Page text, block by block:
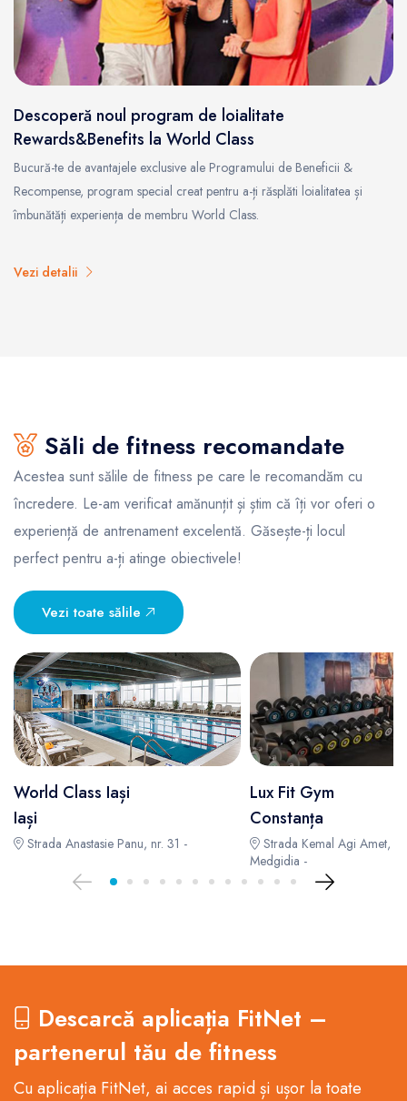
Descoperă noul program de loialitate
Rewards&Benefits la World Class
Bucură-te de avantajele exclusive ale Programului de Beneficii &
Recompense, program special creat pentru a-ți răsplăti loialitatea și
îmbunătăți experiența de membru World Class.
Vezi detalii
Săli de fitness recomandate
Acestea sunt sălile de fitness pe care le recomandăm cu
încredere. Le-am verificat amănunțit și știm că îți vor oferi o
experiență de antrenament excelentă. Găsește-ți locul
perfect pentru a-ți atinge obiectivele!
Vezi toate sălile
World Class Iași
Iași
Strada Anastasie Panu, nr. 31 -
Lux Fit Gym
Constanța
Strada Kemal Agi Amet,
Medgidia -
Descarcă aplicația FitNet –
partenerul tău de fitness
Cu aplicația FitNet, ai acces rapid și ușor la toate